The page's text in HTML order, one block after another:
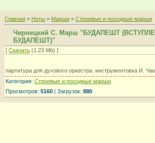
Главная » Ноты » Марши » Строевые и походные марши
Чернецкий С. Марш "БУДАПЕШТ
БУДАПЕШТ)"
[ Скачать (1.23 Mb) ]
партитура для духового оркестра. инструментовка И.
Категория: Строевые и походные марши
Просмотров: 5160 | Загрузок: 880